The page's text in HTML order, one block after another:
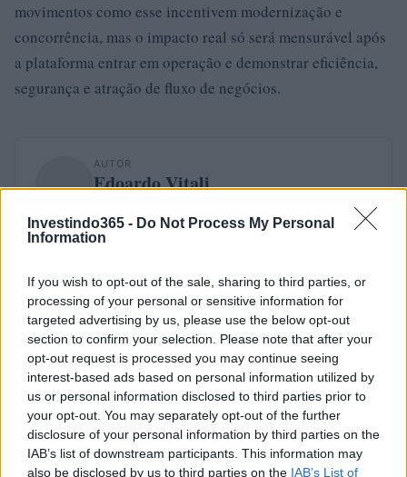
Investindo365 - Do Not Process My Personal
Information
If you wish to opt-out of the sale, sharing to third parties, or
processing of your personal or sensitive information for
targeted advertising by us, please use the below opt-out
section to confirm your selection. Please note that after your
opt-out request is processed you may continue seeing
interest-based ads based on personal information utilized by
us or personal information disclosed to third parties prior to
your opt-out. You may separately opt-out of the further
disclosure of your personal information by third parties on the
IAB’s list of downstream participants. This information may
also be disclosed by us to third parties on the IAB’s List of
movimentos como esse incentivem modernização e
concorrência, mas o impacto real só será mensurável após
a plataforma entrar em operação e demonstrar eficiência,
segurança e atração de fluxo de negócios.
AUTOR
Edoardo Vitali
reestruturação do mercado de peixe de
Palermo, defendendo a linha editorial sobre
economia, traz para a redação uma
abordagem pragmática e um detalhe pessoal:
ainda guarda cadernos das reuniões na Sala
delle Lapidi.